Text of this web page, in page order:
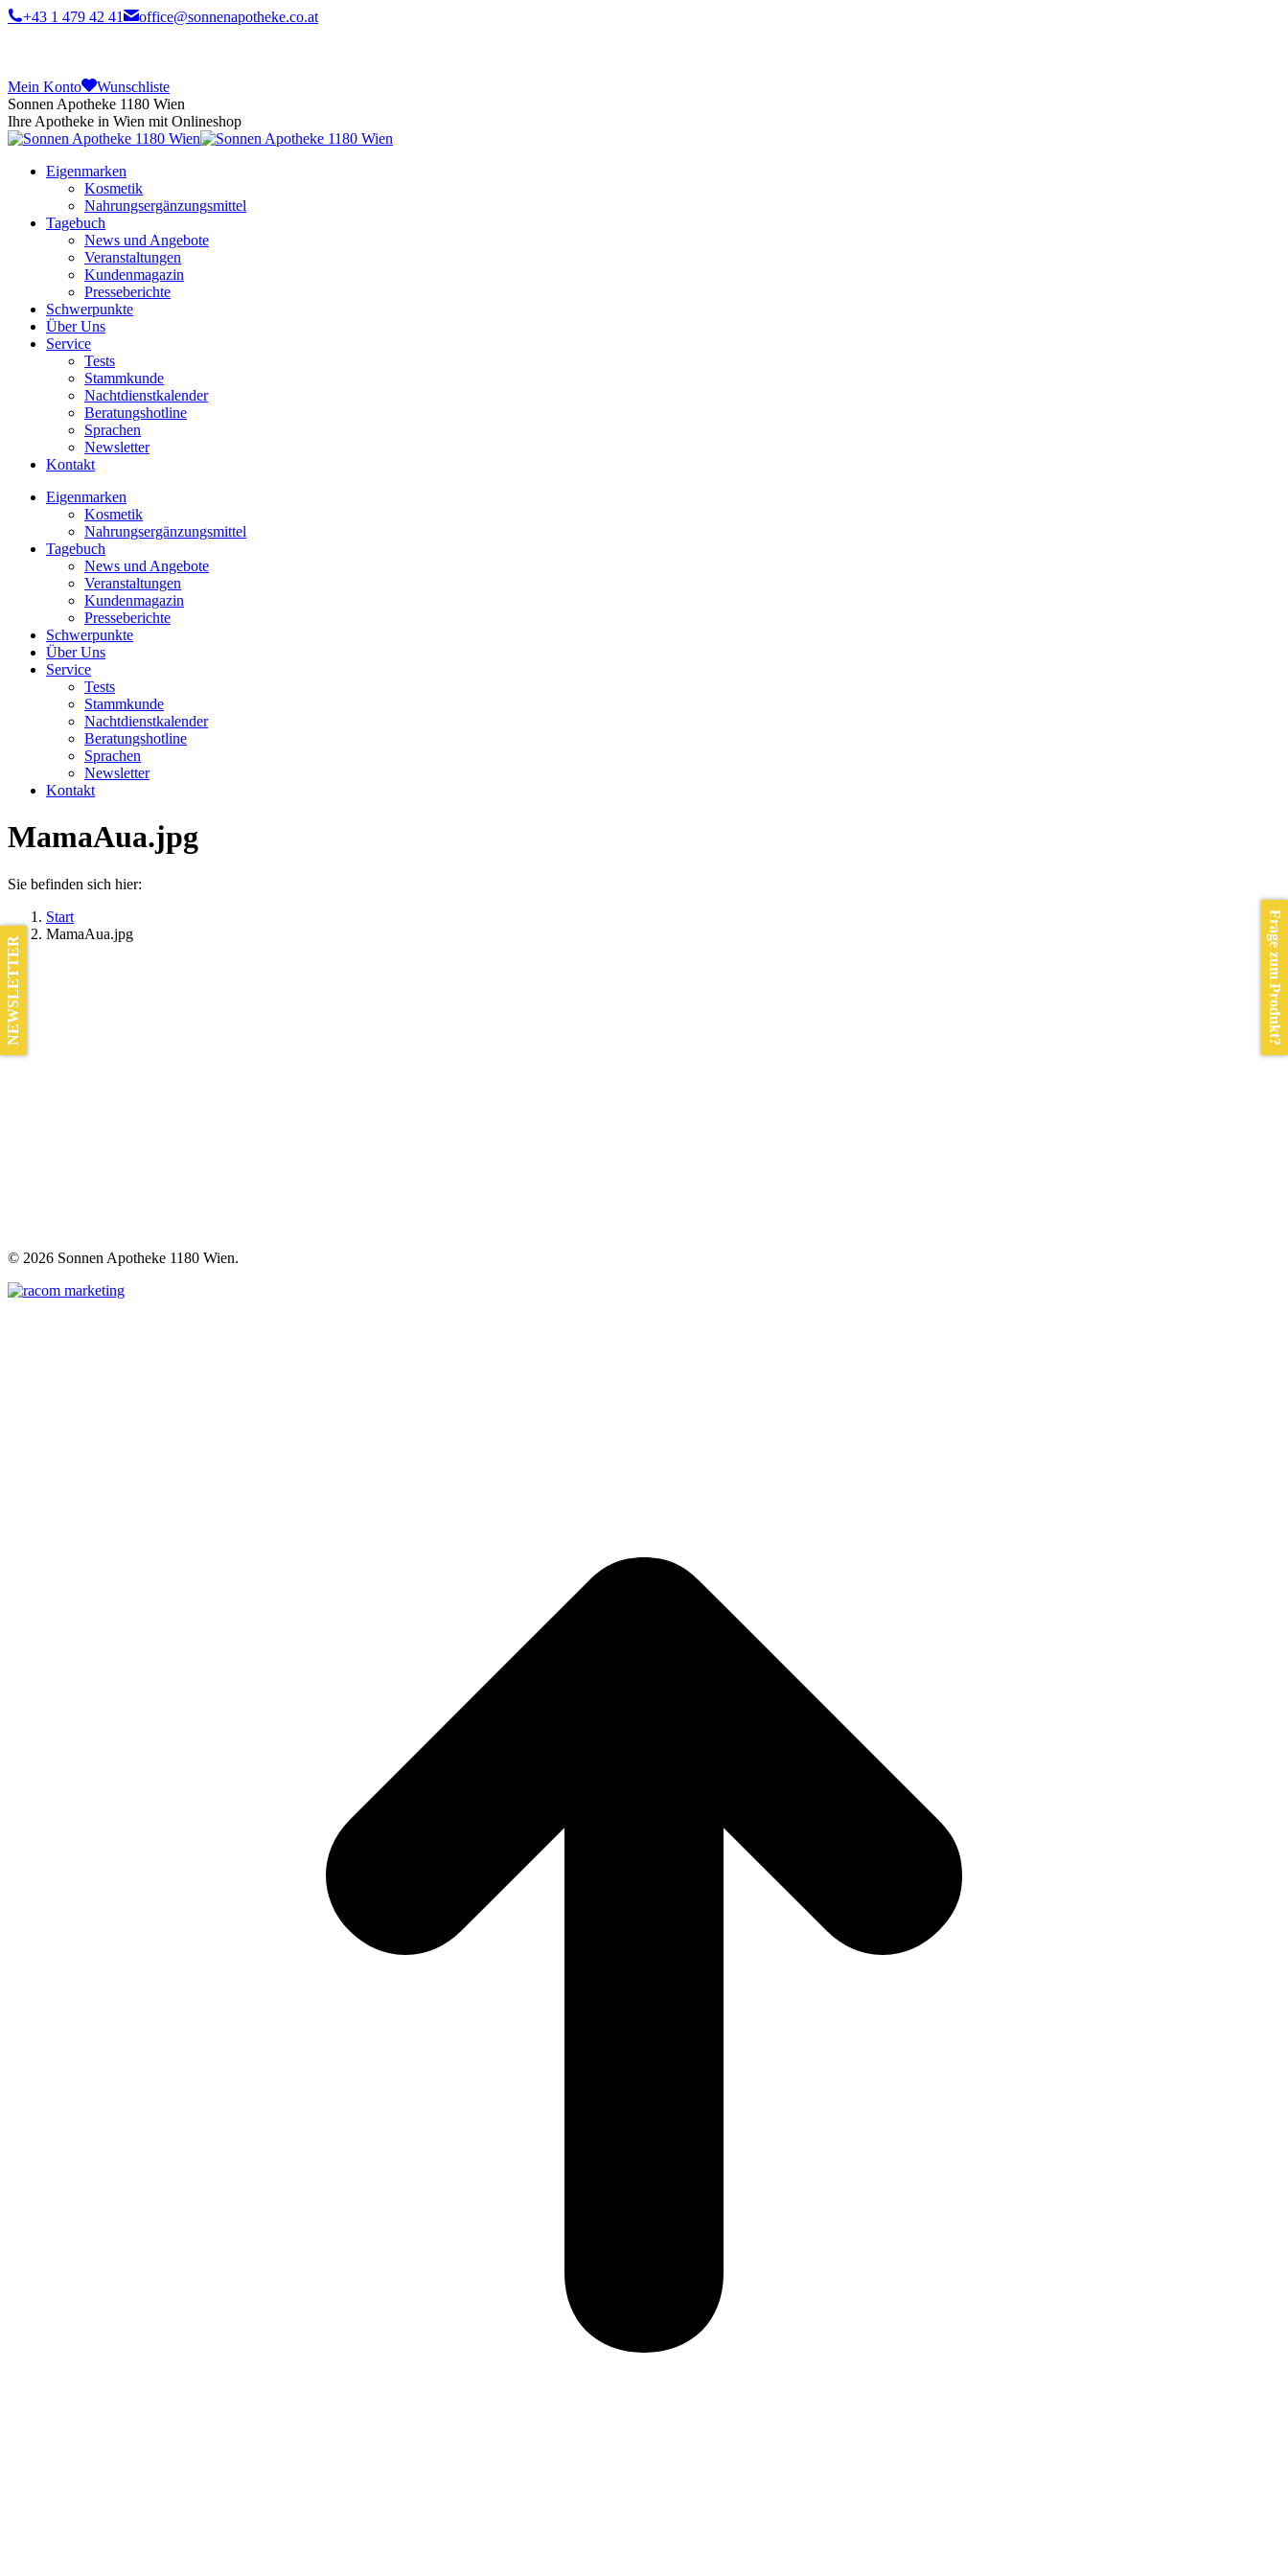
+43 1 479 42 41 office@sonnenapotheke.co.at
Mein Konto
Wunschliste
Sonnen Apotheke 1180 Wien
Ihre Apotheke in Wien mit Onlineshop
Eigenmarken
Kosmetik
Nahrungsergänzungsmittel
Tagebuch
News und Angebote
Veranstaltungen
Kundenmagazin
Presseberichte
Schwerpunkte
Über Uns
Service
Tests
Stammkunde
Nachtdienstkalender
Beratungshotline
Sprachen
Newsletter
Kontakt
Eigenmarken
Kosmetik
Nahrungsergänzungsmittel
Tagebuch
News und Angebote
Veranstaltungen
Kundenmagazin
Presseberichte
Schwerpunkte
Über Uns
Service
Tests
Stammkunde
Nachtdienstkalender
Beratungshotline
Sprachen
Newsletter
Kontakt
MamaAua.jpg
Sie befinden sich hier:
Start
MamaAua.jpg
© 2026 Sonnen Apotheke 1180 Wien.
Frage zum Produkt?
NEWSLETTER